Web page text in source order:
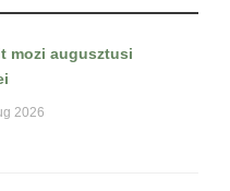
mozi augusztusi
2026